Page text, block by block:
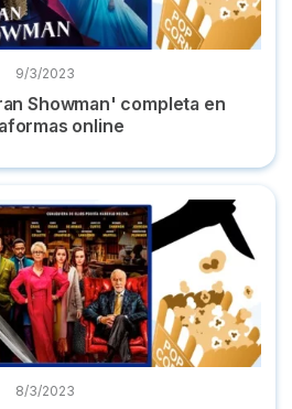
9/3/2023
Showman' completa en
online
espalda' online en castellano
8/3/2023